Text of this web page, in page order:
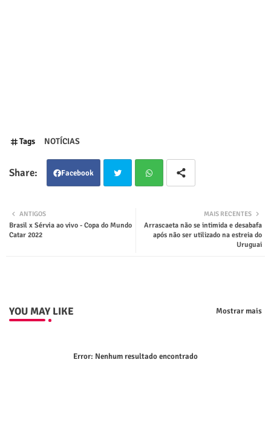
Tags NOTÍCIAS
Facebook
ter tsap
MAIS RECENTES
Arrascaeta não se intimida e desabafa
após não ser utilizado na estreia do
Uruguai
ANTIGOS
Brasil x Sérvia ao vivo - Copa do Mundo
Catar 2022
YOU MAY LIKE Mostrar mais
Error: Nenhum resultado encontrado